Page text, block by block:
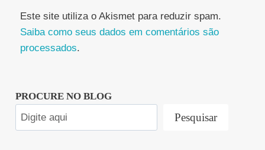
Este site utiliza o Akismet para reduzir spam.
Saiba como seus dados em comentários são
processados.
PROCURE NO BLOG
Pesquisar